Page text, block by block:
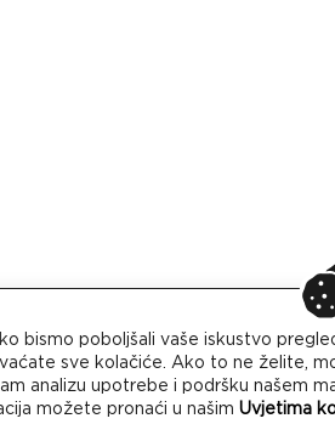
bismo poboljšali vaše iskustvo
sve kolačiće. Ako to ne želite,
analizu upotrebe i podršku našem
možete pronaći u našim Uvjetima